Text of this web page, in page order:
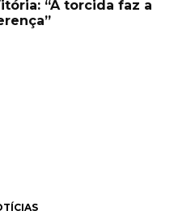
“A torcida faz a